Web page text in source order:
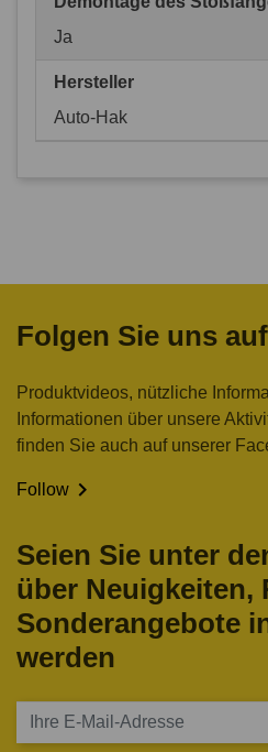
Ja
Hersteller
Auto-Hak
Folgen Sie uns
Produktvideos, nützliche
Informationen über unsere
finden Sie auch auf unserer
Follow 
Seien Sie unter
über Neuigkeiten,
Sonderangebote
werden